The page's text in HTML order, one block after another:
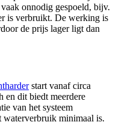
onnodig gespoeld, bijv.
is verbruikt. De werking is
de prijs lager ligt dan
start vanaf circa
en dit biedt meerdere
van het systeem
waterverbruik minimaal is.